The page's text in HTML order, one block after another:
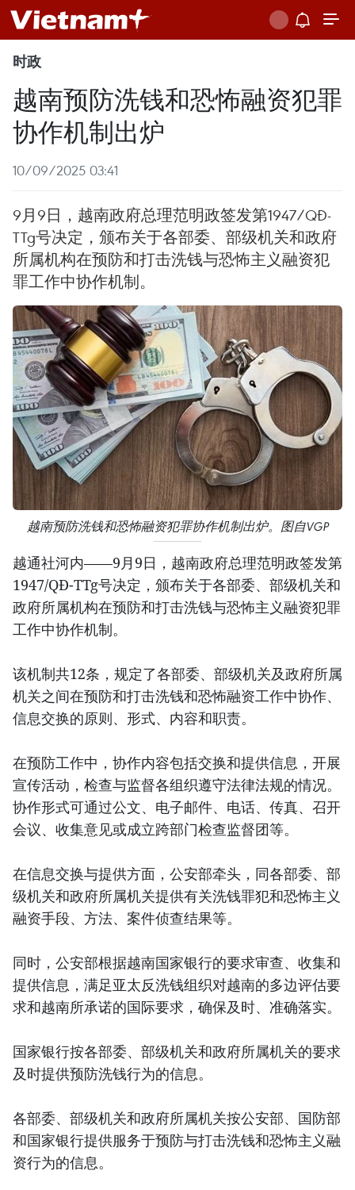
时政
越南预防洗钱和恐怖融资犯罪
协作机制出炉
10/09/2025 03:41
9月9日，越南政府总理范明政签发第1947/QĐ-
TTg号决定，颁布关于各部委、部级机关和政府
所属机构在预防和打击洗钱与恐怖主义融资犯
罪工作中协作机制。
越南预防洗钱和恐怖融资犯罪协作机制出炉。图自VGP
越通社河内——9月9日，越南政府总理范明政签发第
1947/QĐ-TTg号决定，颁布关于各部委、部级机关和
政府所属机构在预防和打击洗钱与恐怖主义融资犯罪
工作中协作机制。
该机制共12条，规定了各部委、部级机关及政府所属
机关之间在预防和打击洗钱和恐怖融资工作中协作、
信息交换的原则、形式、内容和职责。
在预防工作中，协作内容包括交换和提供信息，开展
宣传活动，检查与监督各组织遵守法律法规的情况。
协作形式可通过公文、电子邮件、电话、传真、召开
会议、收集意见或成立跨部门检查监督团等。
在信息交换与提供方面，公安部牵头，同各部委、部
级机关和政府所属机关提供有关洗钱罪犯和恐怖主义
融资手段、方法、案件侦查结果等。
同时，公安部根据越南国家银行的要求审查、收集和
提供信息，满足亚太反洗钱组织对越南的多边评估要
求和越南所承诺的国际要求，确保及时、准确落实。
国家银行按各部委、部级机关和政府所属机关的要求
及时提供预防洗钱行为的信息。
各部委、部级机关和政府所属机关按公安部、国防部
和国家银行提供服务于预防与打击洗钱和恐怖主义融
资行为的信息。